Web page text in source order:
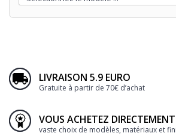
LIVRAISON 5.9 EURO
Gratuite à partir de 70€ d’achat
VOUS ACHETEZ
vaste choix de modèles, matériaux et